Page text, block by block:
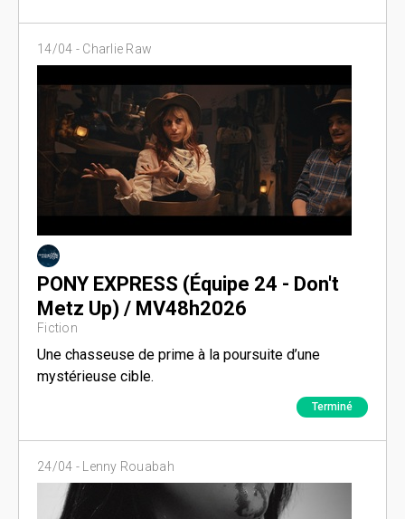
14/04 - Charlie Raw
PONY EXPRESS (Équipe 24 - Don't
Metz Up) / MV48h2026
Fiction
Une chasseuse de prime à la poursuite d’une
mystérieuse cible.
Terminé
24/04 - Lenny Rouabah